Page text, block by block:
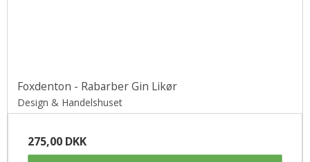
Foxdenton - Rabarber Gin Likør
Design & Handelshuset
275,00 DKK